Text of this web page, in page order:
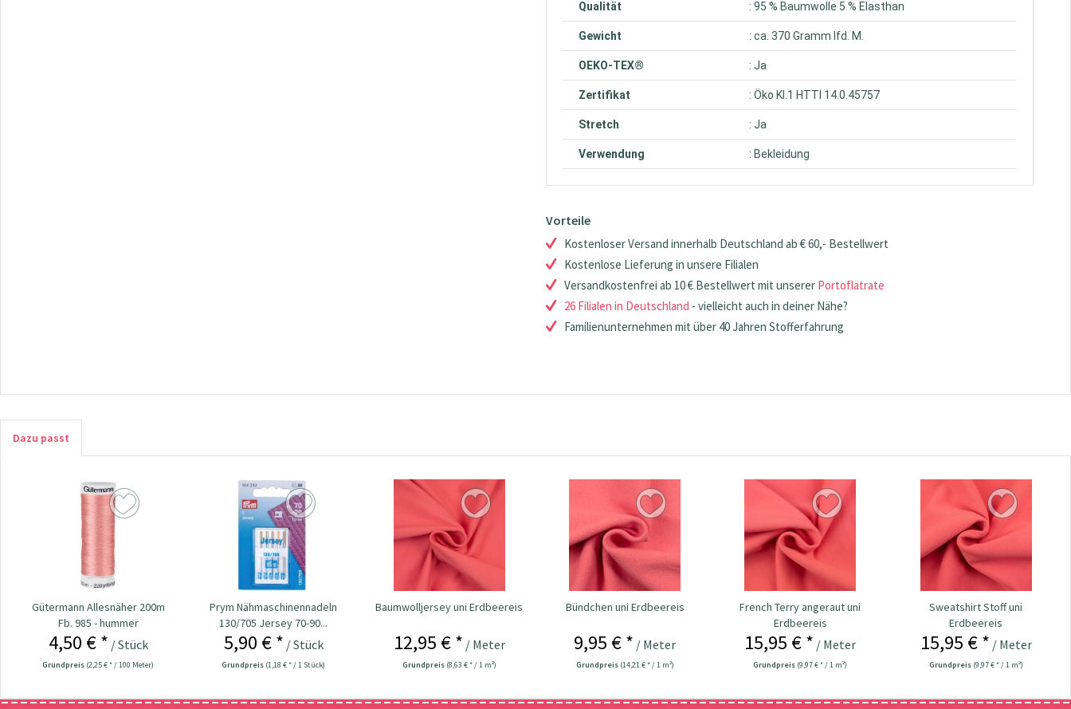
Qualität : 95 % Baumwolle 5 % Elasthan
Gewicht : ca. 370 Gramm lfd. M.
OEKO-TEX® : Ja
Zertifikat : Öko Kl.1 HTTI 14.0.45757
Stretch : Ja
Verwendung : Bekleidung
Vorteile
Kostenloser Versand innerhalb Deutschland ab € 60,- Bestellwert
Kostenlose Lieferung in unsere Filialen
Versandkostenfrei ab 10 € Bestellwert mit unserer Portoflatrate
26 Filialen in Deutschland - vielleicht auch in deiner Nähe?
Familienunternehmen mit über 40 Jahren Stofferfahrung
Dazu passt
Gütermann Allesnäher 200m
Fb. 985 - hummer
4,50 € * / Stück
Grundpreis (2,25 € * / 100 Meter)
Prym Nähmaschinennadeln
130/705 Jersey 70-90...
5,90 € * / Stück
Grundpreis (1,18 € * / 1 Stück)
Baumwolljersey uni Erdbeereis
12,95 € * / Meter
Grundpreis (8,63 € * / 1 m²)
Bündchen uni Erdbeereis
9,95 € * / Meter
Grundpreis (14,21 € * / 1 m²)
French Terry angeraut uni
Erdbeereis
15,95 € * / Meter
Grundpreis (9,97 € * / 1 m²)
Sweatshirt Stoff uni
Erdbeereis
15,95 € * / Meter
Grundpreis (9,97 € * / 1 m²)